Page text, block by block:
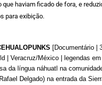
que haviam ficado de fora, e
para exibição.
[Documentário |
| Veracruz/México | legendas
da língua náhuatl na
Delgado) na entrada da